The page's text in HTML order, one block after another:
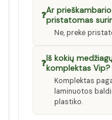
❓Ar
pristatomas
Ne, prekė
❓Iš kokių
komplektas Vip?
Komplektas
laminuotos
plastiko.